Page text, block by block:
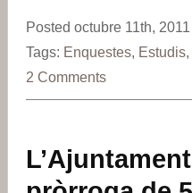
Posted octubre 11th,
Tags: Enquestes, Estudis,
2 Comments